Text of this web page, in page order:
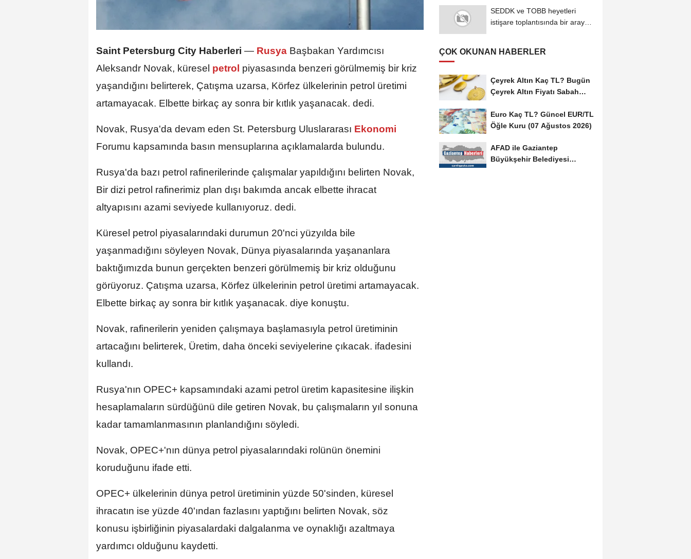
Saint Petersburg City Haberleri — Rusya Başbakan Yardımcısı
Aleksandr Novak, küresel petrol piyasasında benzeri görülmemiş bir kriz
yaşandığını belirterek, Çatışma uzarsa, Körfez ülkelerinin petrol üretimi
artamayacak. Elbette birkaç ay sonra bir kıtlık yaşanacak. dedi.
Novak, Rusya'da devam eden St. Petersburg Uluslararası Ekonomi
Forumu kapsamında basın mensuplarına açıklamalarda bulundu.
Rusya'da bazı petrol rafinerilerinde çalışmalar yapıldığını belirten Novak,
Bir dizi petrol rafinerimiz plan dışı bakımda ancak elbette ihracat
altyapısını azami seviyede kullanıyoruz. dedi.
Küresel petrol piyasalarındaki durumun 20'nci yüzyılda bile
yaşanmadığını söyleyen Novak, Dünya piyasalarında yaşananlara
baktığımızda bunun gerçekten benzeri görülmemiş bir kriz olduğunu
görüyoruz. Çatışma uzarsa, Körfez ülkelerinin petrol üretimi artamayacak.
Elbette birkaç ay sonra bir kıtlık yaşanacak. diye konuştu.
Novak, rafinerilerin yeniden çalışmaya başlamasıyla petrol üretiminin
artacağını belirterek, Üretim, daha önceki seviyelerine çıkacak. ifadesini
kullandı.
Rusya'nın OPEC+ kapsamındaki azami petrol üretim kapasitesine ilişkin
hesaplamaların sürdüğünü dile getiren Novak, bu çalışmaların yıl sonuna
kadar tamamlanmasının planlandığını söyledi.
Novak, OPEC+'nın dünya petrol piyasalarındaki rolünün önemini
koruduğunu ifade etti.
OPEC+ ülkelerinin dünya petrol üretiminin yüzde 50'sinden, küresel
ihracatın ise yüzde 40'ından fazlasını yaptığını belirten Novak, söz
konusu işbirliğinin piyasalardaki dalgalanma ve oynaklığı azaltmaya
yardımcı olduğunu kaydetti.
SEDDK ve TOBB heyetleri
istişare toplantısında bir araya
ÇOK OKUNAN HABERLER
Çeyrek Altın Kaç TL? Bugün
Çeyrek Altın Fiyatı Sabah
Euro Kaç TL? Güncel EUR/TL
Öğle Kuru (07 Ağustos 2026)
AFAD ile Gaziantep
Büyükşehir Belediyesi